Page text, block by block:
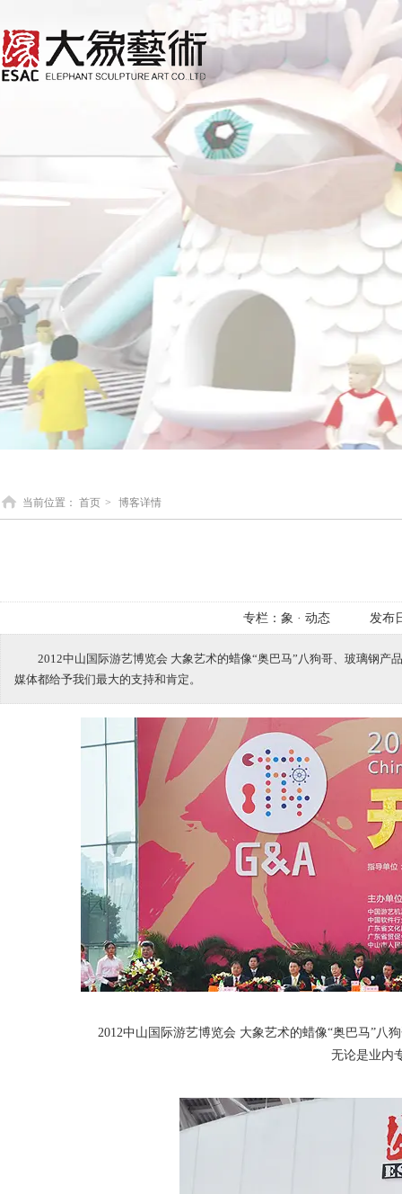
当前位置： 首页 > 博客详情
专栏： 象 · 动态 发布
2012中山国际游艺博览会 大象艺术的蜡像“奥巴马”八狗哥、玻璃钢
媒体都给予我们最大的支持和肯定。
2012中山国际游艺博览会 大象艺术的蜡像“奥巴马”八
无论是业内